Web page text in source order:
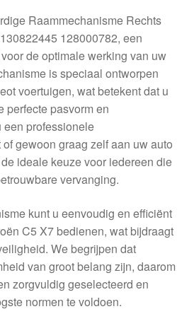
Raammechanisme Rechts
128000782, een
de optimale werking van uw
is speciaal ontworpen
voertuigen, wat betekent dat u
perfecte pasvorm en
een professionele
gewoon graag zelf aan uw auto
ideale keuze voor iedereen die
vervanging.
kunt u eenvoudig en efficiënt
C5 X7 bedienen, wat bijdraagt
We begrijpen dat
van groot belang zijn, daarom
zorgvuldig geselecteerd en
normen te voldoen.